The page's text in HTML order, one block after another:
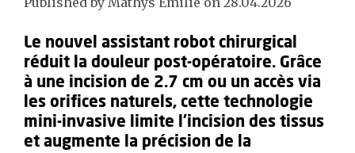
Le nouvel assistant robot chirurgical
réduit la douleur post-opératoire. Grâce
à une incision de 2.7 cm ou un accès via
les orifices naturels, cette technologie
mini-invasive limite l’incision des tissus
et augmente la précision de la